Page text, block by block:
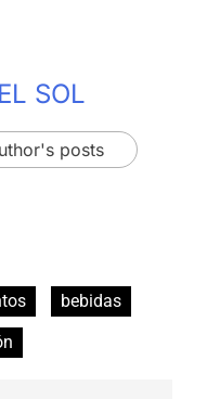
SOL
posts
bebidas